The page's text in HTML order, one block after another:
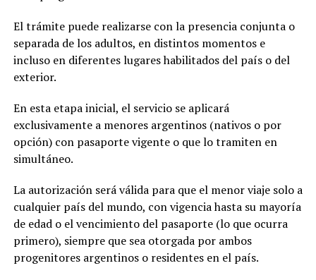
El trámite puede realizarse con la presencia conjunta o
separada de los adultos, en distintos momentos e
incluso en diferentes lugares habilitados del país o del
exterior.
En esta etapa inicial, el servicio se aplicará
exclusivamente a menores argentinos (nativos o por
opción) con pasaporte vigente o que lo tramiten en
simultáneo.
La autorización será válida para que el menor viaje solo a
cualquier país del mundo, con vigencia hasta su mayoría
de edad o el vencimiento del pasaporte (lo que ocurra
primero), siempre que sea otorgada por ambos
progenitores argentinos o residentes en el país.